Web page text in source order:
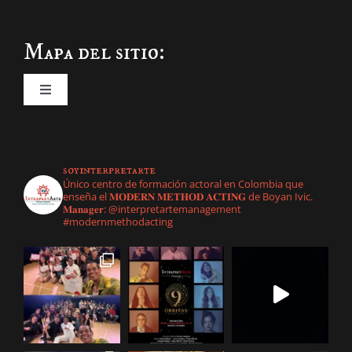
Mapa del sitio:
Toggle
Nuestra empresa
Todos
Actrices
Formación Actoral
Modern Method Acting
Galería
soyinterpretarte
Único centro de formación actoral en Colombia que
enseña el 𝐌𝐎𝐃𝐄𝐑𝐍 𝐌𝐄𝐓𝐇𝐎𝐃 𝐀𝐂𝐓𝐈𝐍𝐆 de Boyan Ivic.
𝐌𝐚𝐧𝐚𝐠𝐞𝐫: @interpretartemanagement
#modernmethodacting